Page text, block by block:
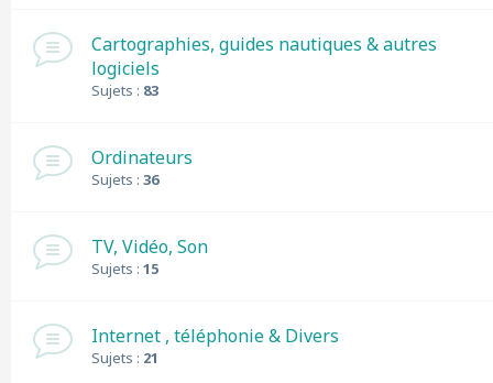
Cartographies, guides nautiques & autres
logiciels
Sujets : 83
Ordinateurs
Sujets : 36
TV, Vidéo, Son
Sujets : 15
Internet , téléphonie & Divers
Sujets : 21